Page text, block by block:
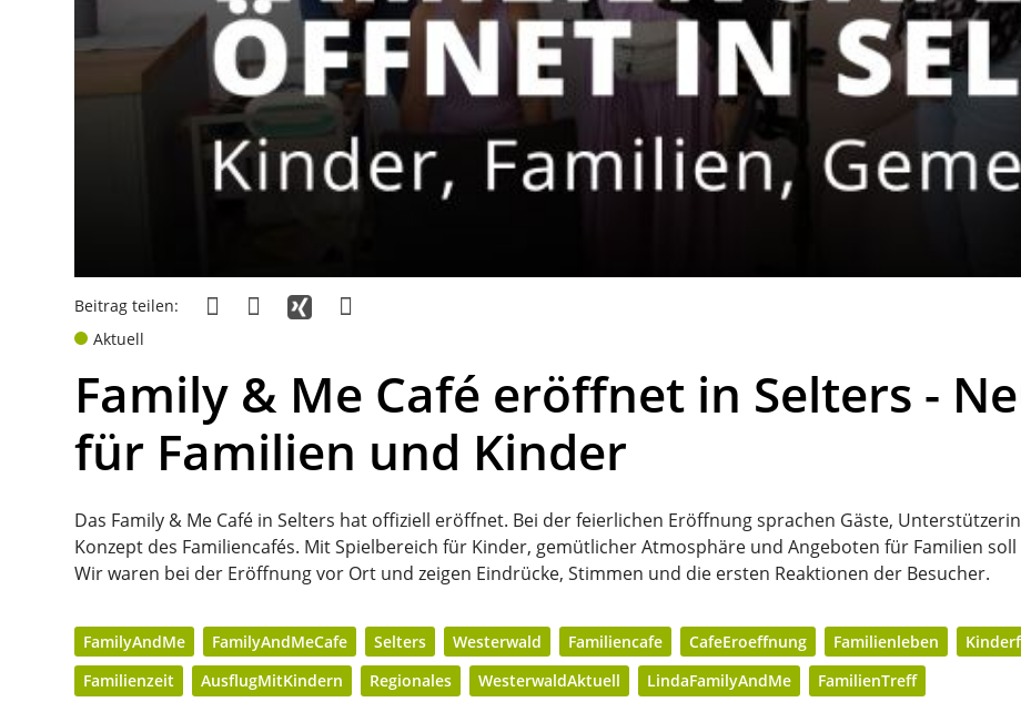
Beitrag teilen:
Aktuell
Family & Me Café eröffnet in Selters -
für Familien und Kinder
Das Family & Me Café in Selters hat offiziell eröffnet. Bei der feierlichen Eröffnung sprachen Gäste,
Konzept des Familiencafés. Mit Spielbereich für Kinder, gemütlicher Atmosphäre und Angeboten für Familien
Wir waren bei der Eröffnung vor Ort und zeigen Eindrücke, Stimmen und die ersten Reaktionen der Besucher.
FamilyAndMe FamilyAndMeCafe Selters Westerwald Familiencafe CafeEroeffnung Familienleben
Familienzeit
AusflugMitKindern Regionales WesterwaldAktuell LindaFamilyAndMe FamilienTreff